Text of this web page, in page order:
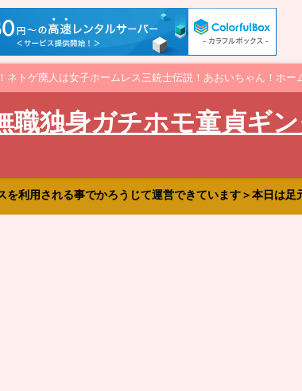
トゲ廃人は女子ホームレス三銃士伝説！あおいちゃん！ホー
独身ガチホモ童貞ギ
利用される事でかろうじて運営できています＞本日は足